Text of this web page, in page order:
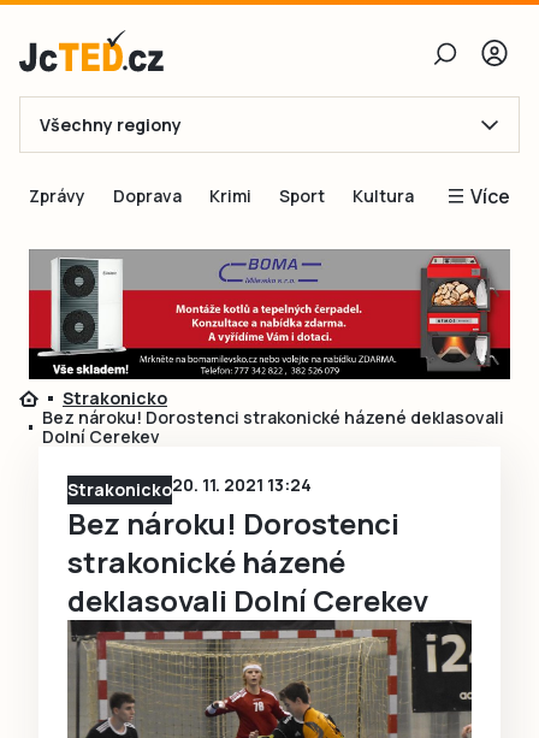
E-mail
Obnovit heslo
Přihlásit se
Přihlásit se přes Facebook
Všechny regiony
Zprávy Doprava Krimi Sport Kultura Více
Blogy
Inspirace
Čtenáři píší
Speciální přílohy
Strakonicko
Bez nároku! Dorostenci strakonické házené deklasovali
Dolní Cerekev
Strakonicko20. 11. 2021 13:24
Bez nároku! Dorostenci
strakonické házené
deklasovali Dolní Cerekev